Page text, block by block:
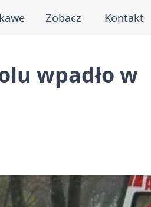
Zobacz Kontakt
wpadło w